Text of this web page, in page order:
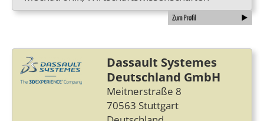
Dassault Systemes
Deutschland GmbH
Meitnerstraße 8
70563 Stuttgart